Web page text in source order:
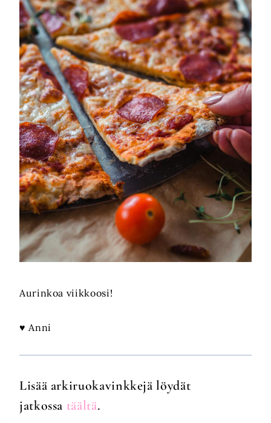
Aurinkoa viikkoosi!
♥ Anni
Lisää arkiruokavinkkejä löydät
jatkossa täältä.